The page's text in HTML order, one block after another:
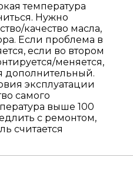
температура
Нужно
качество масла,
Если проблема в
если во втором
меняется,
дополнительный.
эксплуатации
самого
выше 100
с ремонтом,
считается